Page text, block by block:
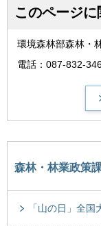
このページ
環境森林部森林・
電話：087-832-
森林・林業政策
「山の日」全国